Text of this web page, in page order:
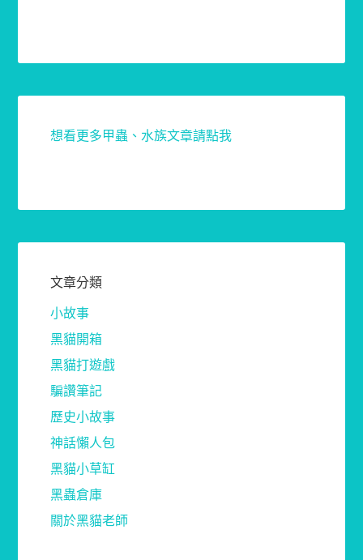
想看更多甲蟲、水族文章請點我
文章分類
小故事
黑貓開箱
黑貓打遊戲
騙讚筆記
歷史小故事
神話懶人包
黑貓小草缸
黑蟲倉庫
關於黑貓老師